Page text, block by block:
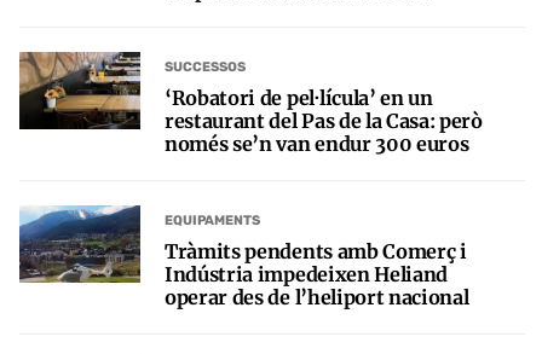
SUCCESSOS
‘Robatori de pel·lícula’ en un
restaurant del Pas de la Casa: però
només se’n van endur 300 euros
EQUIPAMENTS
Tràmits pendents amb Comerç i
Indústria impedeixen Heliand
operar des de l’heliport nacional